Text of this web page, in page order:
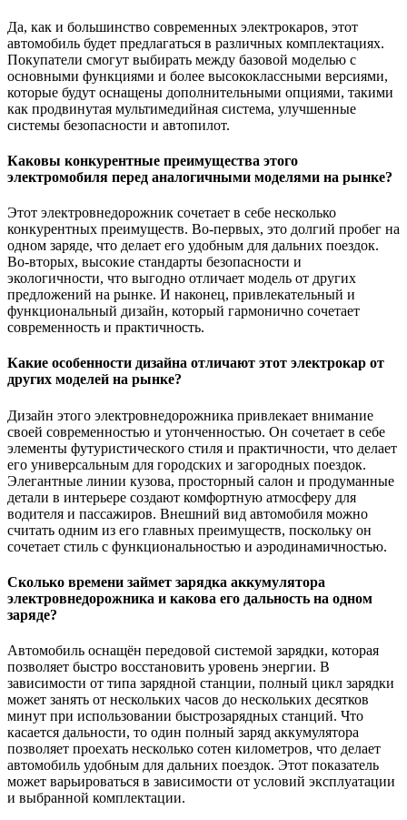
Да, как и большинство современных электрокаров, этот
автомобиль будет предлагаться в различных комплектациях.
Покупатели смогут выбирать между базовой моделью с
основными функциями и более высококлассными версиями,
которые будут оснащены дополнительными опциями, такими
как продвинутая мультимедийная система, улучшенные
системы безопасности и автопилот.
Каковы конкурентные преимущества этого
электромобиля перед аналогичными моделями на рынке?
Этот электровнедорожник сочетает в себе несколько
конкурентных преимуществ. Во-первых, это долгий пробег на
одном заряде, что делает его удобным для дальних поездок.
Во-вторых, высокие стандарты безопасности и
экологичности, что выгодно отличает модель от других
предложений на рынке. И наконец, привлекательный и
функциональный дизайн, который гармонично сочетает
современность и практичность.
Какие особенности дизайна отличают этот электрокар от
других моделей на рынке?
Дизайн этого электровнедорожника привлекает внимание
своей современностью и утонченностью. Он сочетает в себе
элементы футуристического стиля и практичности, что делает
его универсальным для городских и загородных поездок.
Элегантные линии кузова, просторный салон и продуманные
детали в интерьере создают комфортную атмосферу для
водителя и пассажиров. Внешний вид автомобиля можно
считать одним из его главных преимуществ, поскольку он
сочетает стиль с функциональностью и аэродинамичностью.
Сколько времени займет зарядка аккумулятора
электровнедорожника и какова его дальность на одном
заряде?
Автомобиль оснащён передовой системой зарядки, которая
позволяет быстро восстановить уровень энергии. В
зависимости от типа зарядной станции, полный цикл зарядки
может занять от нескольких часов до нескольких десятков
минут при использовании быстрозарядных станций. Что
касается дальности, то один полный заряд аккумулятора
позволяет проехать несколько сотен километров, что делает
автомобиль удобным для дальних поездок. Этот показатель
может варьироваться в зависимости от условий эксплуатации
и выбранной комплектации.